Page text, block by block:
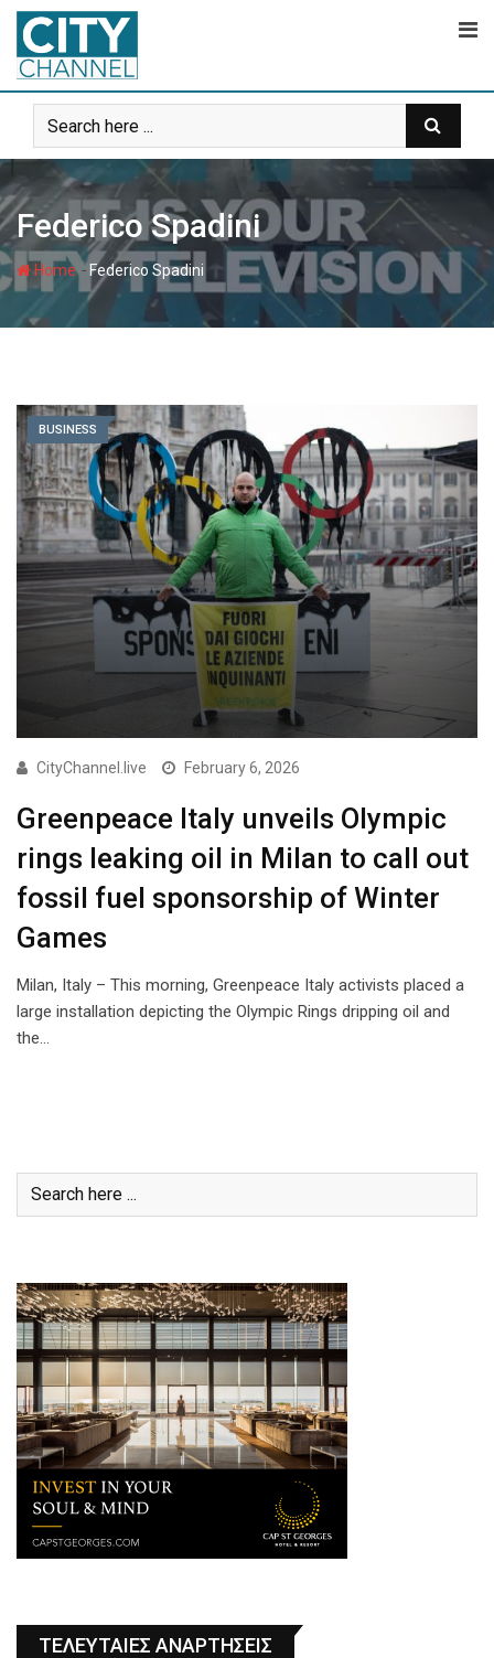
Skip
content
Federico Spadini
Home- Federico Spadini
BUSINESS
CityChannel.live February 6, 2026
Greenpeace Italy unveils Olympic
rings leaking oil in Milan to call out
fossil fuel sponsorship of Winter
Games
Milan, Italy – This morning, Greenpeace Italy activists placed a
large installation depicting the Olympic Rings dripping oil and
the…
ΤΕΛΕΥΤΑΙΕΣ ΑΝΑΡΤΗΣΕΙΣ